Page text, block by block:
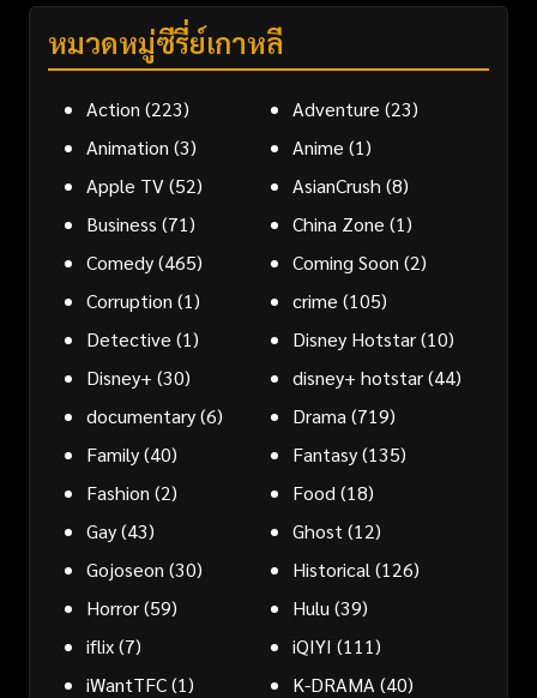
หมวดหมู่ซีรี่ย์เกาหลี
Action (223) Adventure (23)
Animation (3) Anime (1)
Apple TV(52) AsianCrush (8)
Business (71) China Zone (1)
Comedy(465) Coming Soon (2)
Corruption (1) crime (105)
Detective (1) Disney Hotstar(10)
Disney+ (30) disney+ hotstar(44)
documentary(6) Drama (719)
Family(40) Fantasy(135)
Fashion (2) Food (18)
Gay(43) Ghost (12)
Gojoseon (30) Historical (126)
Horror(59) Hulu (39)
iflix(7) iQIYI (111)
iWantTFC(1) K-DRAMA (40)